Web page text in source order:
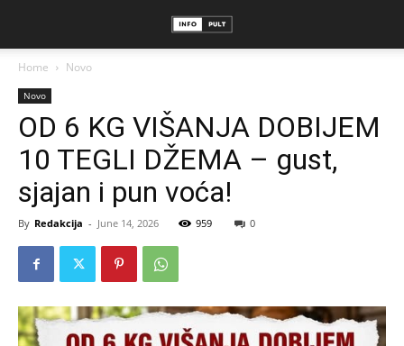
Home Novo
Novo
OD 6 KG VIŠANJA DOBIJEM
10 TEGLI DŽEMA – gust,
sjajan i pun voća!
By Redakcija - June 14, 2026 959 0